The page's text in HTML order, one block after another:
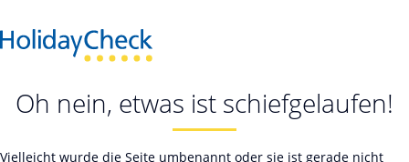
Oh nein, etwas ist schiefgelaufen!
Vielleicht wurde die Seite umbenannt oder sie ist gerade nicht